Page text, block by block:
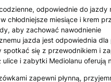
odpowiednie do jazdy
chłodniejsze miesiące i krem
aby zachować nawodnienie
jazda jest odpowiednia
się z przewodnikiem i
i zabytki Mediolanu oferują
zapewni płynną,